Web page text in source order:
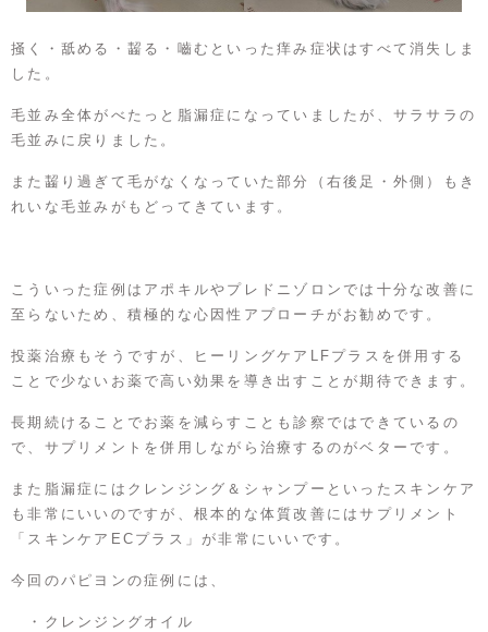
掻く・舐める・齧る・嚙むといった痒み症状はすべて消失しま
した。
毛並み全体がべたっと脂漏症になっていましたが、サラサラの
毛並みに戻りました。
また齧り過ぎて毛がなくなっていた部分（右後足・外側）もき
れいな毛並みがもどってきています。
こういった症例はアポキルやプレドニゾロンでは十分な改善に
至らないため、積極的な心因性アプローチがお勧めです。
投薬治療もそうですが、ヒーリングケアLFプラスを併用する
ことで少ないお薬で高い効果を導き出すことが期待できます。
長期続けることでお薬を減らすことも診察ではできているの
で、サプリメントを併用しながら治療するのがベターです。
また脂漏症にはクレンジング＆シャンプーといったスキンケア
も非常にいいのですが、根本的な体質改善にはサプリメント
「スキンケアECプラス」が非常にいいです。
今回のパピヨンの症例には、
・クレンジングオイル